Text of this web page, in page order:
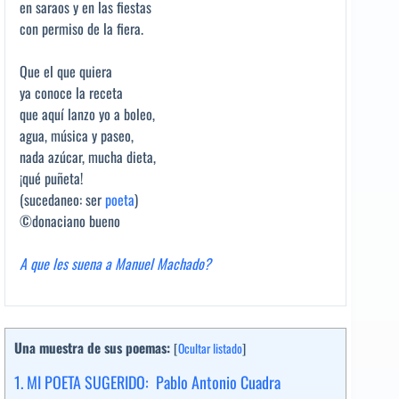
en saraos y en las fiestas
con permiso de la fiera.
Que el que quiera
ya conoce la receta
que aquí lanzo yo a boleo,
agua, música y paseo,
nada azúcar, mucha dieta,
¡qué puñeta!
(sucedaneo: serpoeta)
©donaciano bueno
A que les suena a Manuel Machado?
Una muestra de sus poemas: [Ocultar listado]
1.MI POETA SUGERIDO: Pablo Antonio Cuadra